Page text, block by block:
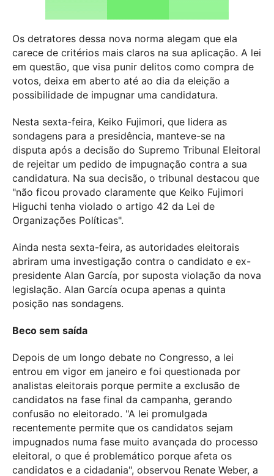
Os detratores dessa nova norma alegam que ela
carece de critérios mais claros na sua aplicação. A lei
em questão, que visa punir delitos como compra de
votos, deixa em aberto até ao dia da eleição a
possibilidade de impugnar uma candidatura.
Nesta sexta-feira, Keiko Fujimori, que lidera as
sondagens para a presidência, manteve-se na
disputa após a decisão do Supremo Tribunal Eleitoral
de rejeitar um pedido de impugnação contra a sua
candidatura. Na sua decisão, o tribunal destacou que
"não ficou provado claramente que Keiko Fujimori
Higuchi tenha violado o artigo 42 da Lei de
Organizações Políticas".
Ainda nesta sexta-feira, as autoridades eleitorais
abriram uma investigação contra o candidato e ex-
presidente Alan García, por suposta violação da nova
legislação. Alan García ocupa apenas a quinta
posição nas sondagens.
Beco sem saída
Depois de um longo debate no Congresso, a lei
entrou em vigor em janeiro e foi questionada por
analistas eleitorais porque permite a exclusão de
candidatos na fase final da campanha, gerando
confusão no eleitorado. "A lei promulgada
recentemente permite que os candidatos sejam
impugnados numa fase muito avançada do processo
eleitoral, o que é problemático porque afeta os
candidatos e a cidadania", observou Renate Weber, a